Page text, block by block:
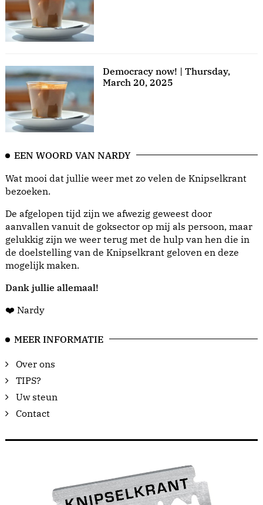
Democracy now! | Thursday,
March 20, 2025
EEN WOORD VAN NARDY
Wat mooi dat jullie weer met zo velen de Knipselkrant
bezoeken.
De afgelopen tijd zijn we afwezig geweest door
aanvallen vanuit de goksector op mij als persoon, maar
gelukkig zijn we weer terug met de hulp van hen die in
de doelstelling van de Knipselkrant geloven en deze
mogelijk maken.
Dank jullie allemaal!
❤️ Nardy
MEER INFORMATIE
Over ons
TIPS?
Uw steun
Contact